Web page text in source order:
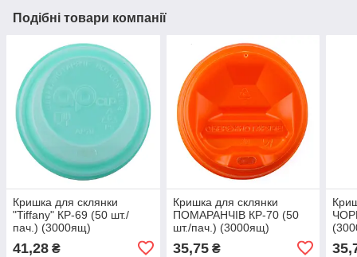
Подібні товари компанії
Кришка для склянки
"Tiffany" КР-69 (50 шт./
пач.) (3000ящ)
41,28 ₴
Кришка для склянки
ПОМАРАНЧІВ КР-70 (50
шт./пач.) (3000ящ)
35,75₴